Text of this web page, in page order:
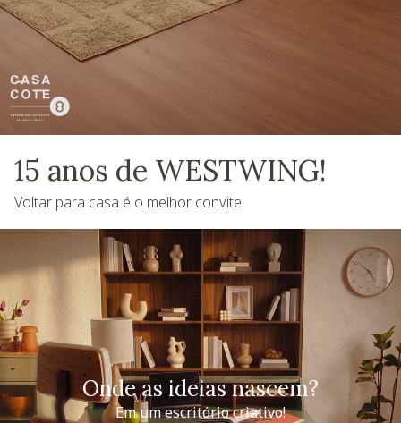
15 anos de WESTWING!
Voltar para casa é o melhor convite
Onde as ideias nascem?
Em um escritório criativo!